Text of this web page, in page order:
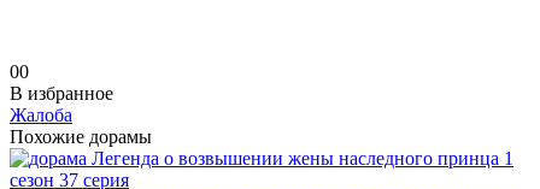
00
В избранное
Жалоба
Похожие дорамы